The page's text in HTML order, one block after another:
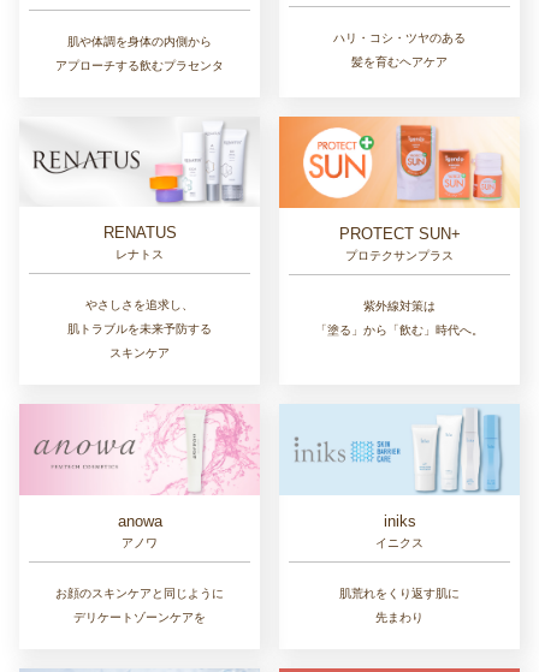
肌や体調を身体の内側から
アプローチする飲むプラセンタ
ハリ・コシ・ツヤのある
髪を育むヘアケア
RENATUS
レナトス
やさしさを追求し、
肌トラブルを未来予防する
スキンケア
PROTECT SUN+
プロテクサンプラス
紫外線対策は
「塗る」から「飲む」時代へ。
anowa
アノワ
お顔のスキンケアと同じように
デリケートゾーンケアを
iniks
イニクス
肌荒れをくり返す肌に
先まわり